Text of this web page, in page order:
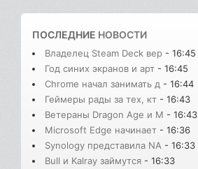
ПОСЛЕДНИЕ НОВОСТИ
Владелец Steam Deck вер - 16:45
Год синих экранов и арт - 16:45
Chrome начал занимать д - 16:44
Геймеры рады за тех, кт - 16:43
Ветераны Dragon Age и M - 16:43
Microsoft Edge начинает - 16:36
Synology представила NA - 16:33
Bull и Kalray займутся - 16:33